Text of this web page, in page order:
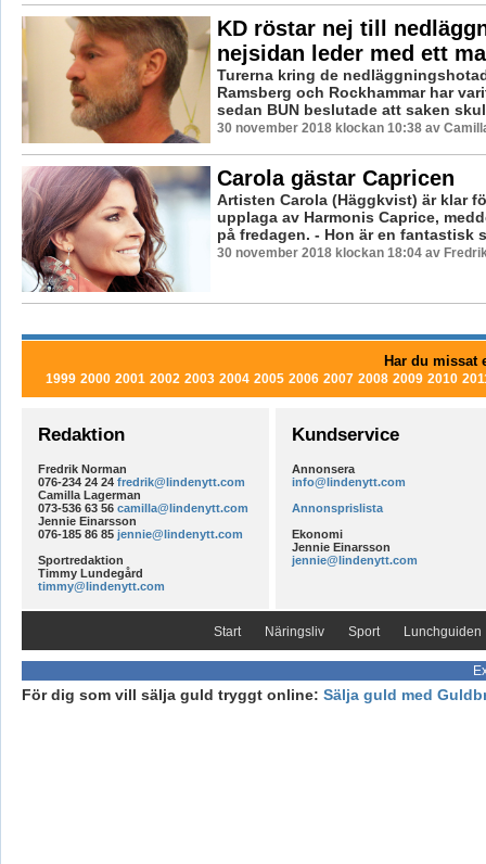
KD röstar nej till
nejsidan leder med ett
Turerna kring de
Ramsberg och Rockhammar har
sedan BUN beslutade att saken
30 november 2018 klockan 10:38 av
Carola gästar Capricen
Artisten Carola (Häggkvist) är klar
upplaga av Harmonis Caprice,
på fredagen. - Hon är en fantastisk
30 november 2018 klockan 18:04 av
Har du missat
1999 2000 2001 2002 2003 2004 2005 2006 2007 2008 2009 2010
Redaktion
Fredrik Norman
076-234 24 24 fredrik@lindenytt.com
Camilla Lagerman
073-536 63 56 camilla@lindenytt.com
Jennie Einarsson
076-185 86 85 jennie@lindenytt.com
Sportredaktion
Timmy Lundegård
timmy@lindenytt.com
Kundservice
Annonsera
info@lindenytt.com
Annonsprislista
Ekonomi
Jennie Einarsson
jennie@lindenytt.com
Start Näringsliv Sport Lunchguiden
För dig som vill sälja guld tryggt online: Sälja guld med